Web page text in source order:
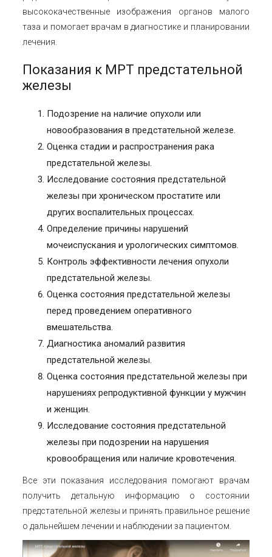
высококачественные изображения органов малого
таза и помогает врачам в диагностике и планировании
лечения.
Показания к МРТ предстательной
железы
Подозрение на наличие опухоли или
новообразования в предстательной железе.
Оценка стадии и распространения рака
предстательной железы.
Исследование состояния предстательной
железы при хроническом простатите или
других воспалительных процессах.
Определение причины нарушений
мочеиспускания и урологических симптомов.
Контроль эффективности лечения опухоли
предстательной железы.
Оценка состояния предстательной железы
перед проведением оперативного
вмешательства.
Диагностика аномалий развития
предстательной железы.
Оценка состояния предстательной железы при
нарушениях репродуктивной функции у мужчин
и женщин.
Исследование состояния предстательной
железы при подозрении на нарушения
кровообращения или наличие кровотечения.
Все эти показания исследования помогают врачам
получить детальную информацию о состоянии
предстательной железы и принять правильное решение
о дальнейшем лечении и наблюдении за пациентом.